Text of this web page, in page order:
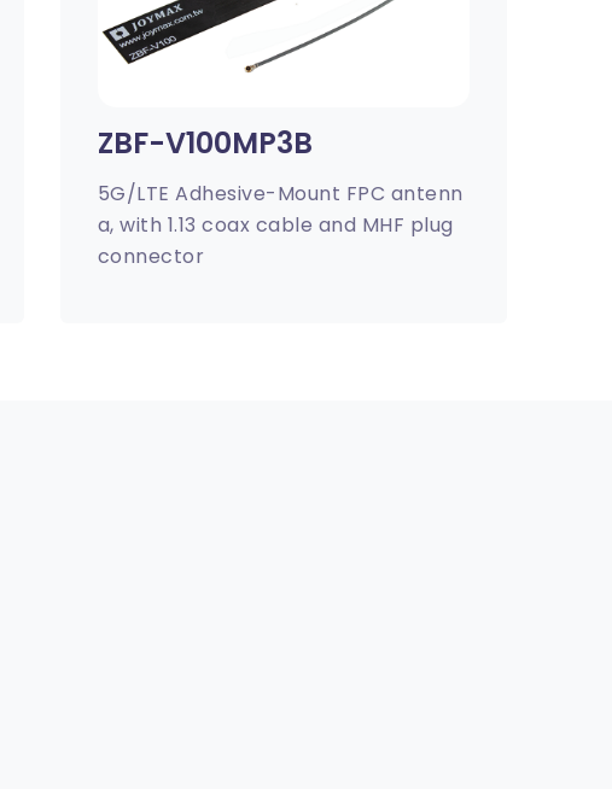
ZBF-V100MP3B
5G/LTE Adhesive-Mount FPC antenn
a, with 1.13 coax cable and MHF plug
connector